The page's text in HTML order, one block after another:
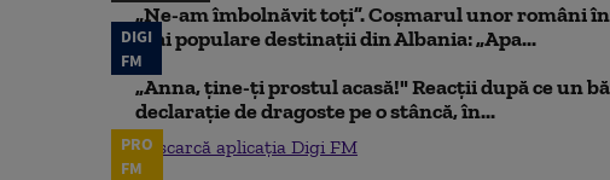
„Ne-am îmbolnăvit toți”. Coșmarul unor români
mai populare destinații din Albania: „Apa...
DIGI
FM
„Anna, ţine-ţi prostul acasă!" Reacţii după ce un
declaraţie de dragoste pe o stâncă, în...
Descarcă aplicația Digi FM
PRO
FM